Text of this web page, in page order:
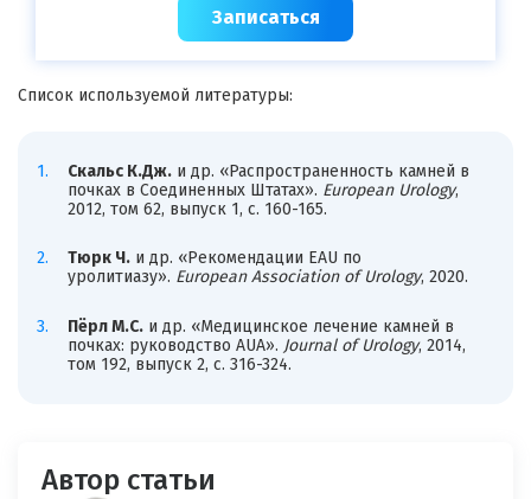
Записаться
Список используемой литературы:
Скальс К.Дж.и др. «Распространенность камней в
почках в Соединенных Штатах». European Urology,
2012, том 62, выпуск 1, с. 160-165.
Тюрк Ч.и др. «Рекомендации EAU по
уролитиазу». European Association of Urology, 2020.
Пёрл М.С.и др. «Медицинское лечение камней в
почках: руководство AUA». Journal of Urology, 2014,
том 192, выпуск 2, с. 316-324.
Автор статьи